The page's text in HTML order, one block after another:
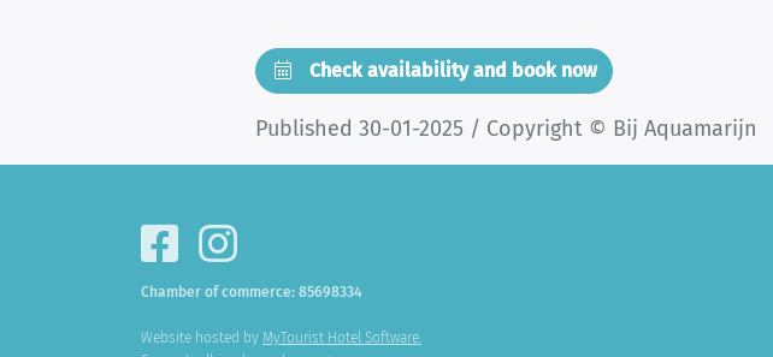
Check availability and book now
Published 30-01-2025 / Copyright © Bij Aquamarijn
Chamber of commerce: 85698334
Website hosted by MyTourist Hotel Software.